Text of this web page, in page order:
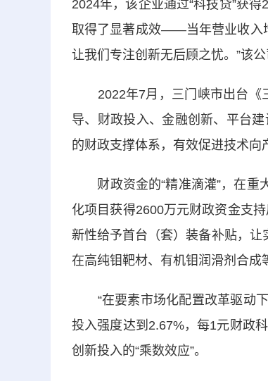
2024年，该企业通过“科技贷”获
取得了显著成效——当年营业收入
让我们专注创新无后顾之忧。”该
2022年7月，三门峡市出台《三
导、财政投入、金融创新、平台
的财政支撑体系，有效促进技术向
财政资金的“精准滴灌”，在重大
化项目获得2600万元财政资金支
新性给予首台（套）装备补贴，
在高纯钼靶材、有机钼润滑剂合成
“在要素市场化配置改革驱动下
投入强度达到2.67%，每1元财政
创新投入的“乘数效应”。